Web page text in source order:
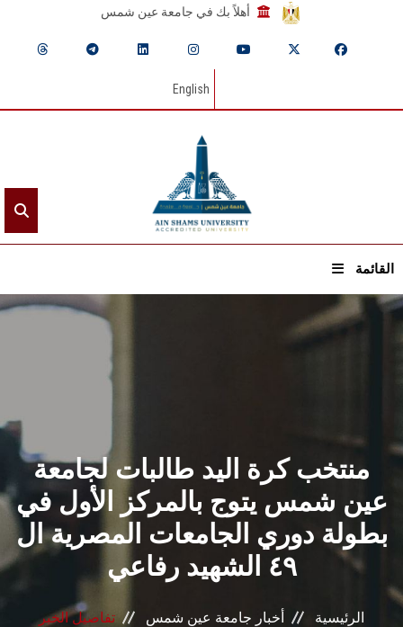
أهلاً بك في جامعة عين شمس
English
القائمة
القطاعـات
الشئون الأكاديمية
البحث العلمي
الرعاية الصحية
المراكز والوحدات
منتخب كرة اليد طالبات لجامعة
عين شمس يتوج بالمركز الأول في
بطولة دوري الجامعات المصرية ال
٤٩ الشهيد رفاعي
الرئيسية أخبار جامعة عين شمس تفاصيل الخبر